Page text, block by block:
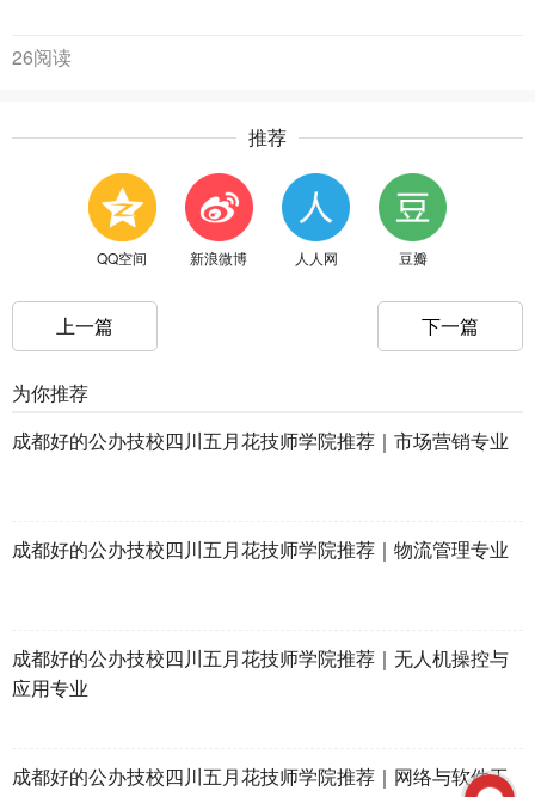
26阅读
推荐
QQ空间 新浪微博 人人网 豆瓣
上一篇 下一篇
为你推荐
成都好的公办技校四川五月花技师学院推荐｜市场营销专业
成都好的公办技校四川五月花技师学院推荐｜物流管理专业
成都好的公办技校四川五月花技师学院推荐｜无人机操控与
应用专业
成都好的公办技校四川五月花技师学院推荐｜网络与软件工